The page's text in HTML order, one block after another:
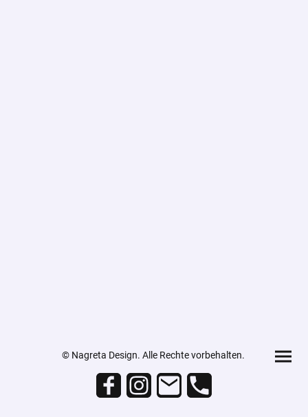
© Nagreta Design. Alle Rechte vorbehalten.